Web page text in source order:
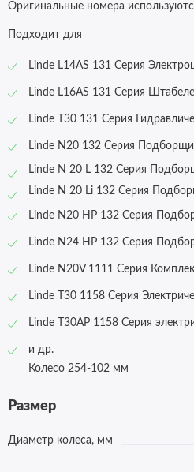
Оригинальные номера
Подходит для
Linde L14AS 131 Серия
Linde L16AS 131 Серия
Linde T30 131 Серия
Linde N20 132 Серия
Linde N 20 L 132 Серия
Linde N 20 Li 132 Серия
Linde N20 HP 132 Серия
Linde N24 HP 132 Серия
Linde N20V 1111 Серия
Linde T30 1158 Серия
Linde T30AP 1158 Серия
и др.
Колесо 254-102 мм
Размер
Диаметр колеса, мм